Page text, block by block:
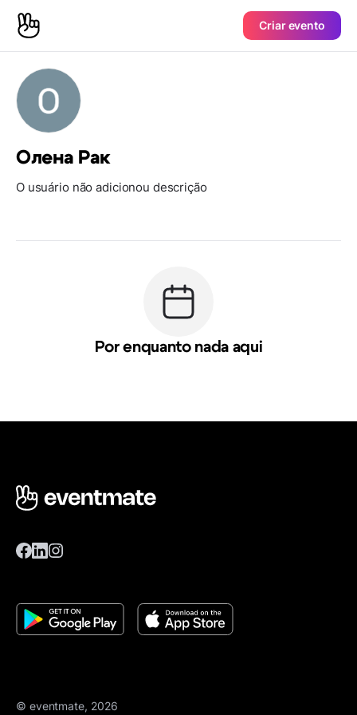
Criar evento
Олена Рак
O usuário não adicionou descrição
Por enquanto nada aqui
© eventmate, 2026